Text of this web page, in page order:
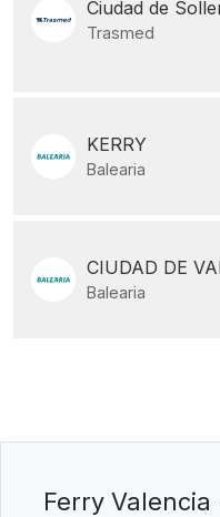
Ciudad de
Trasmed
KERRY
Balearia
CIUDAD DE
Balearia
Ferry